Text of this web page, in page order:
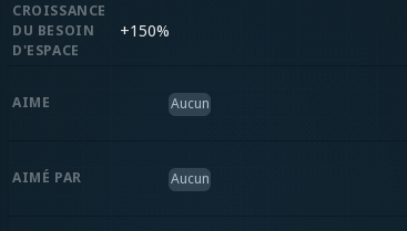
CROISSANCE
DU BESOIN
D'ESPACE
+150%
AIME Aucun
AIMÉ PAR Aucun